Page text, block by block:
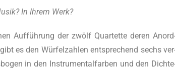
In Ihrem Werk?
Auf­füh­rung der zwölf Quar­tet­te deren
es den Wür­fel­zah­len ent­spre­chend sechs
in den Instru­men­tal­far­ben und den